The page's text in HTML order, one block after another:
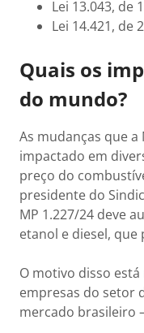
Lei 13.043, de
Lei 14.421, de
Quais os
do mundo?
As mudanças que a
impactado em
preço do
presidente do
MP 1.227/24 deve
etanol e diesel, que
O motivo disso
empresas do setor
mercado